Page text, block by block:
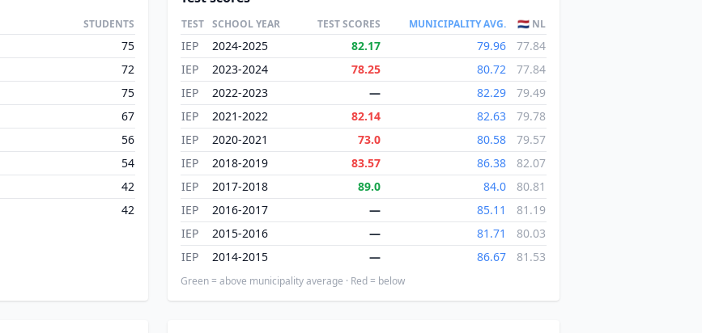
STUDENTS
75
72
75
67
56
54
42
42
TEST SCHOOL YEAR TEST SCORES MUNICIPALITY AVG. 🇳🇱 NL
IEP 2024-2025 82.17 79.96
77.84
IEP
2023-2024 78.25 80.72
77.84
IEP
2022-2023 — 82.29
79.49
IEP
2021-2022 82.14 82.63
79.78
IEP
2020-2021 73.0 80.58
79.57
IEP
2018-2019 83.57 86.38
82.07
IEP
2017-2018 89.0 84.0
80.81
IEP
2016-2017 — 85.11
81.19
IEP
2015-2016 — 81.71
80.03
IEP
2014-2015 — 86.67 81.53
Green = above municipality average · Red = below